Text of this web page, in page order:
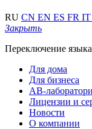
RU CN EN ES FR IT
Закрыть
Переключение языка
Для дома
Для бизнеса
АВ-
Лицензии и
Новости
О компании